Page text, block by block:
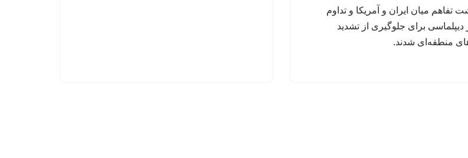
تفاهم میان ایران و آمریکا و تداوم
برای جلوگیری از تشدید
منطقه‌ای شدند.